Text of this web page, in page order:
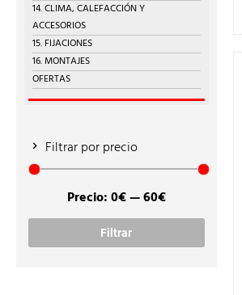
14. CLIMA, CALEFACCIÓN Y
ACCESORIOS
15. FIJACIONES
16. MONTAJES
OFERTAS
Filtrar por precio
Filtrar
Precio:0€—60€